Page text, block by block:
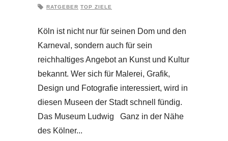
RATGEBER TOP ZIELE
Köln ist nicht nur für seinen Dom und den
Karneval, sondern auch für sein
reichhaltiges Angebot an Kunst und Kultur
bekannt. Wer sich für Malerei, Grafik,
Design und Fotografie interessiert, wird in
diesen Museen der Stadt schnell fündig.
Das Museum Ludwig Ganz in der Nähe
des Kölner